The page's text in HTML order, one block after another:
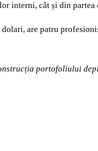
interni, cât și din
are patru
portofoliului